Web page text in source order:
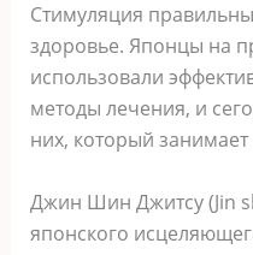
Стимуляция
здоровье. Японцы на
использовали
методы лечения, и
них, который занимает
Джин Шин Джитсу (Jin
японского